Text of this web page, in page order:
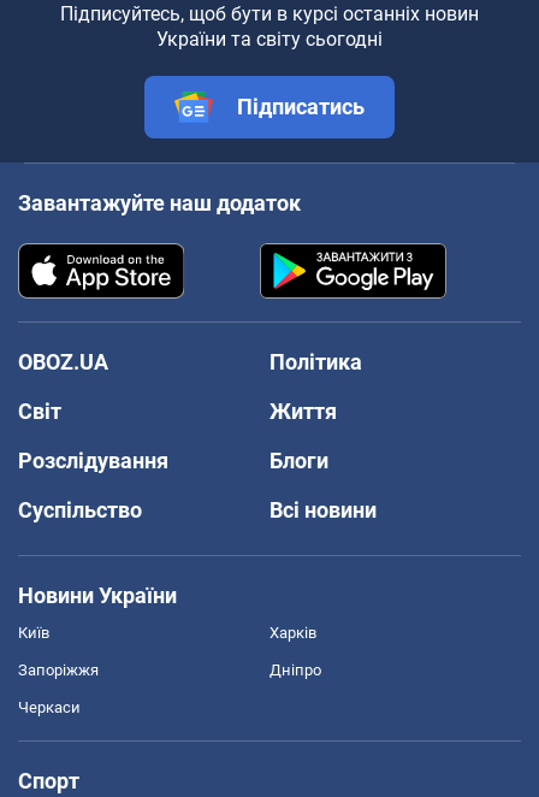
Підписуйтесь, щоб бути в курсі останніх новин
України та світу сьогодні
Підписатись
Завантажуйте наш додаток
OBOZ.UA
Політика
Світ
Життя
Розслідування
Блоги
Суспільство
Всі новини
Новини України
Київ Харків
Запоріжжя Дніпро
Черкаси
Спорт